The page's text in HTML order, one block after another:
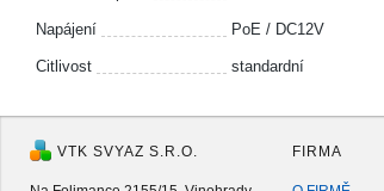
Napájení PoE / DC12V
Citlivost standardní
VTK SVYAZ S.R.O. FIRMA